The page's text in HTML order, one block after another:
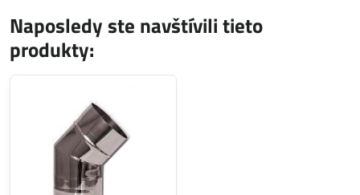
Naposledy ste navštívili tieto
produkty: